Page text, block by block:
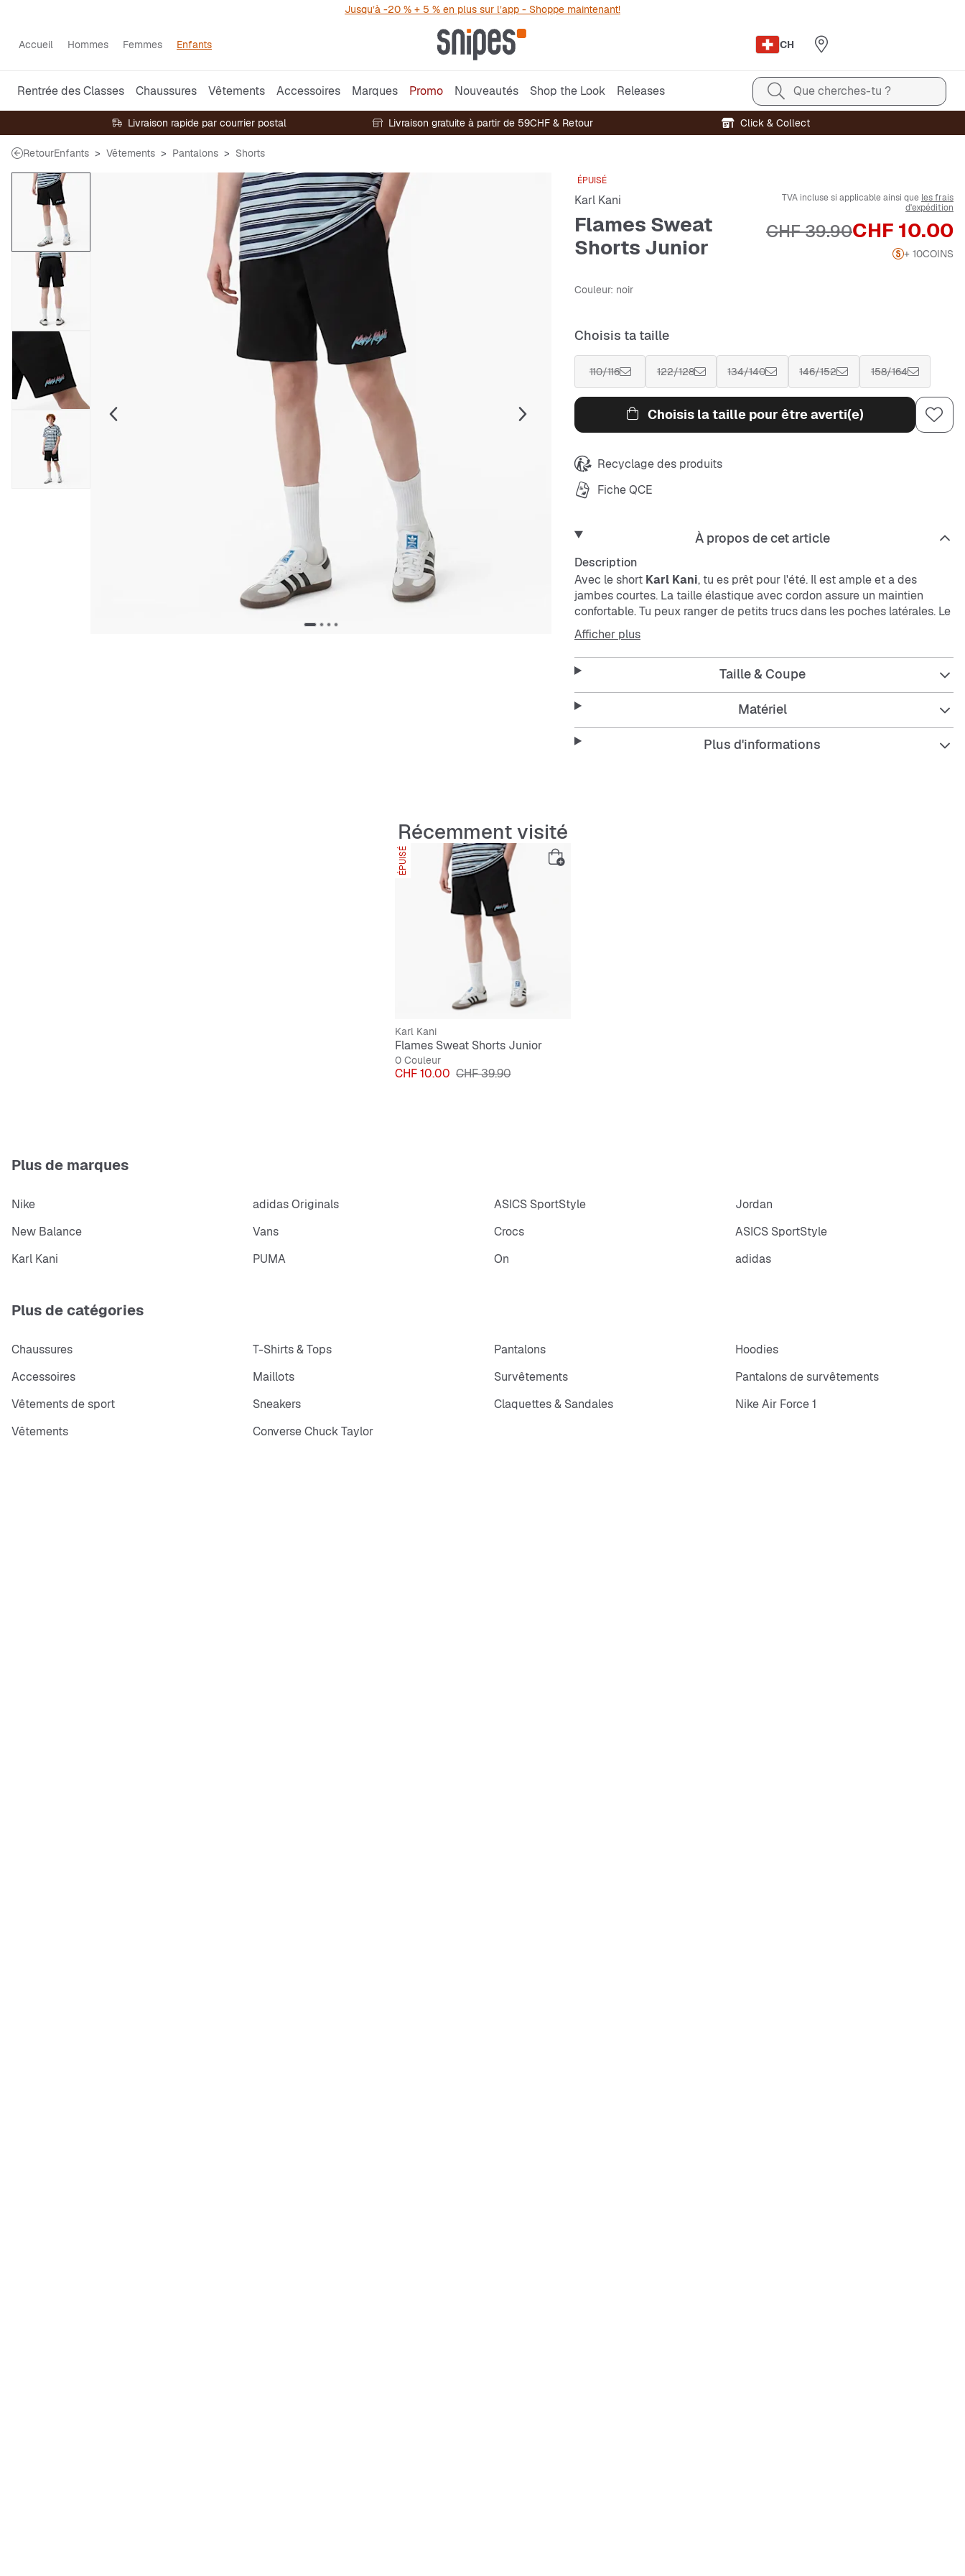
Jusqu’à -20 % + 5 % en plus sur l’app - Shoppe maintenant!
Accueil Hommes Femmes Enfants CH
Rentrée des Classes Chaussures Vêtements Accessoires Marques Promo Nouveautés Shop the Look Releases Que cherches-tu ?
Livraison rapide par courrier postal Livraison gratuite à partir de 59CHF & Retour Click & Collect
RetourEnfants Vêtements Pantalons Shorts
ÉPUISÉ
Karl Kani
Flames Sweat
Shorts Junior
TVA incluse si applicable ainsi que les frais
d'expédition
Prix
CHF 10.00
Prix original
CHF 39.90
+ 10COINS
Couleur: noir
Choisis ta taille
110/116 122/128 134/140 146/152 158/164
Choisis la taille pour être averti(e)
Recyclage des produits
Fiche QCE
À propos de cet article
Description
Avec le short Karl Kani, tu es prêt pour l'été. Il est ample et a des
jambes courtes. La taille élastique avec cordon assure un maintien
confortable. Tu peux ranger de petits trucs dans les poches latérales. Le
matériau est solide et résistant.
Ce short est parfait pour te sentir libre dans tes mouvements tout en
sorties ou juste pour te détendre.
Features:
Afficher plus
Taille & Coupe
Matériel
Plus d'informations
Récemment visité
ÉPUISÉ
Karl Kani
Flames Sweat Shorts Junior
0 Couleur
Prix
CHF 10.00 Prix original
CHF 39.90
Plus de marques
Nike adidas Originals ASICS SportStyle
Jordan
New Balance
Vans Crocs
ASICS SportStyle
Karl Kani
PUMA On adidas
Plus de catégories
Chaussures T-Shirts & Tops Pantalons
Hoodies
Accessoires
Maillots Survêtements
Pantalons de survêtements
Vêtements de sport
Sneakers Claquettes & Sandales
Nike Air Force 1
Vêtements
Converse Chuck Taylor